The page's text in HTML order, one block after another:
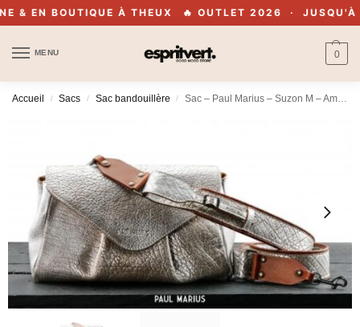
BOUTIQUE À THEUX 🔥 OUTLET 2026 · JUSQU'À -
MENU 0
Accueil / Sacs / Sac bandouillère / Sac – Paul Marius – Suzon M – Ambre/argenté